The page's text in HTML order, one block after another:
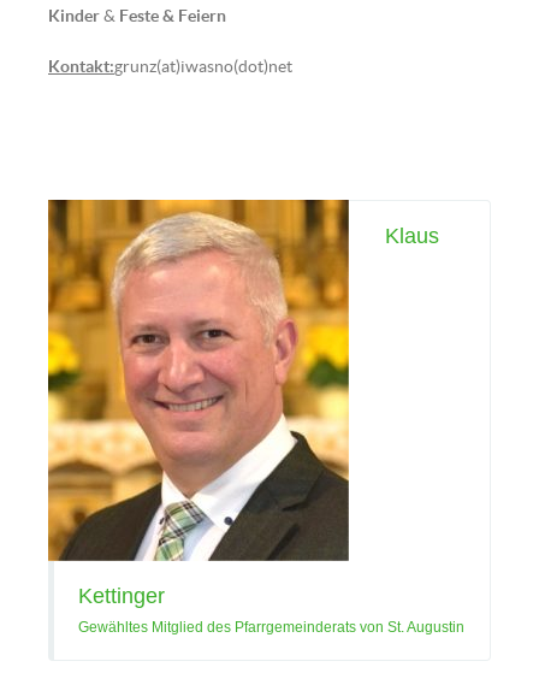
Kinder& Feste & Feiern
Kontakt:grunz(at)iwasno(dot)net
Klaus
Kettinger
Gewähltes Mitglied des Pfarrgemeinderats von St. Augustin